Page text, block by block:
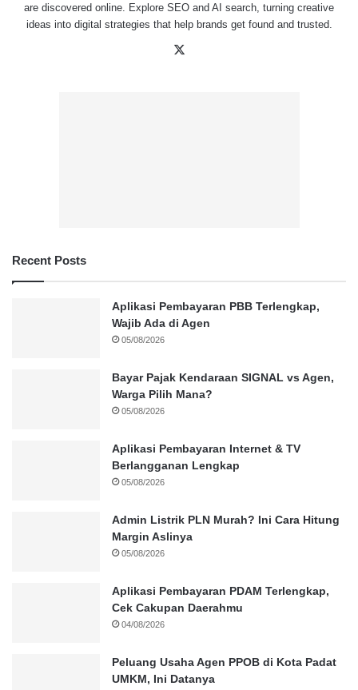
are discovered online. Explore SEO and AI search, turning creative
ideas into digital strategies that help brands get found and trusted.
Recent Posts
Aplikasi Pembayaran PBB Terlengkap,
Wajib Ada di Agen
05/08/2026
Bayar Pajak Kendaraan SIGNAL vs Agen,
Warga Pilih Mana?
05/08/2026
Aplikasi Pembayaran Internet & TV
Berlangganan Lengkap
05/08/2026
Admin Listrik PLN Murah? Ini Cara Hitung
Margin Aslinya
05/08/2026
Aplikasi Pembayaran PDAM Terlengkap,
Cek Cakupan Daerahmu
04/08/2026
Peluang Usaha Agen PPOB di Kota Padat
UMKM, Ini Datanya